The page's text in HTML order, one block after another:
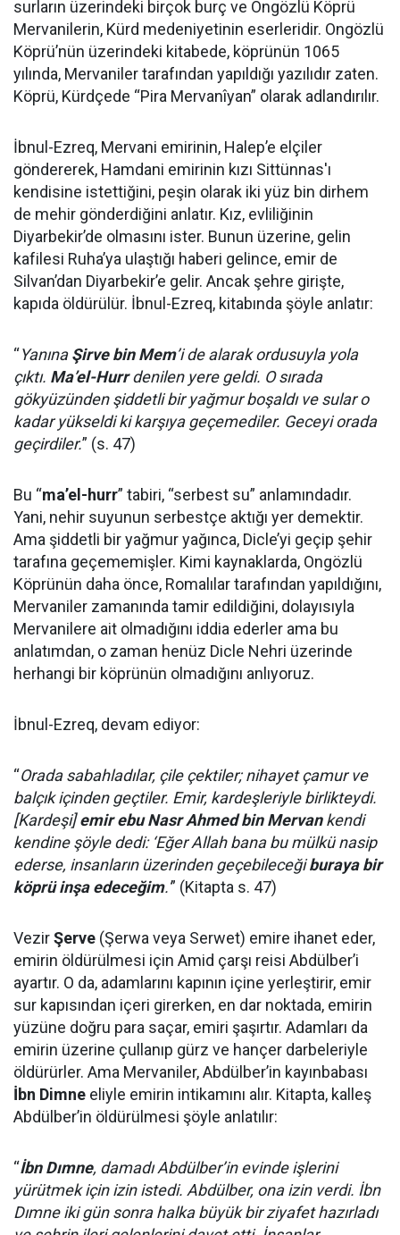
surların üzerindeki birçok burç ve Ongözlü Köprü
Mervanilerin, Kürd medeniyetinin eserleridir. Ongözlü
Köprü’nün üzerindeki kitabede, köprünün 1065
yılında, Mervaniler tarafından yapıldığı yazılıdır zaten.
Köprü, Kürdçede “Pira Mervanîyan” olarak adlandırılır.
İbnul-Ezreq, Mervani emirinin, Halep’e elçiler
göndererek, Hamdani emirinin kızı Sittünnas'ı
kendisine istettiğini, peşin olarak iki yüz bin dirhem
de mehir gönderdiğini anlatır. Kız, evliliğinin
Diyarbekir’de olmasını ister. Bunun üzerine, gelin
kafilesi Ruha’ya ulaştığı haberi gelince, emir de
Silvan’dan Diyarbekir’e gelir. Ancak şehre girişte,
kapıda öldürülür. İbnul-Ezreq, kitabında şöyle anlatır:
“YanınaŞirve bin Mem’i de alarak ordusuyla yola
çıktı. Ma’el-Hurrdenilen yere geldi. O sırada
gökyüzünden şiddetli bir yağmur boşaldı ve sular o
kadar yükseldi ki karşıya geçemediler. Geceyi orada
geçirdiler.” (s. 47)
Bu “ma’el-hurr” tabiri, “serbest su” anlamındadır.
Yani, nehir suyunun serbestçe aktığı yer demektir.
Ama şiddetli bir yağmur yağınca, Dicle’yi geçip şehir
tarafına geçememişler. Kimi kaynaklarda, Ongözlü
Köprünün daha önce, Romalılar tarafından yapıldığını,
Mervaniler zamanında tamir edildiğini, dolayısıyla
Mervanilere ait olmadığını iddia ederler ama bu
anlatımdan, o zaman henüz Dicle Nehri üzerinde
herhangi bir köprünün olmadığını anlıyoruz.
İbnul-Ezreq, devam ediyor:
“Orada sabahladılar, çile çektiler; nihayet çamur ve
balçık içinden geçtiler. Emir, kardeşleriyle birlikteydi.
[Kardeşi]emir ebu Nasr Ahmed bin Mervankendi
kendine şöyle dedi: ‘Eğer Allah bana bu mülkü nasip
ederse, insanların üzerinden geçebileceğiburaya bir
köprü inşa edeceğim.'” (Kitapta s. 47)
VezirŞerve (Şerwa veya Serwet) emire ihanet eder,
emirin öldürülmesi için Amid çarşı reisi Abdülber’i
ayartır. O da, adamlarını kapının içine yerleştirir, emir
sur kapısından içeri girerken, en dar noktada, emirin
yüzüne doğru para saçar, emiri şaşırtır. Adamları da
emirin üzerine çullanıp gürz ve hançer darbeleriyle
öldürürler. Ama Mervaniler, Abdülber’in kayınbabası
İbn Dimne eliyle emirin intikamını alır. Kitapta, kalleş
Abdülber’in öldürülmesi şöyle anlatılır:
“İbn Dımne, damadı Abdülber’in evinde işlerini
yürütmek için izin istedi. Abdülber, ona izin verdi. İbn
Dımne iki gün sonra halka büyük bir ziyafet hazırladı